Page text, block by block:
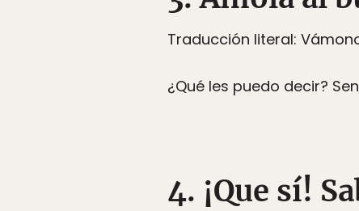
Traducción literal:
¿Qué les puedo decir?
4. ¡Que sí!